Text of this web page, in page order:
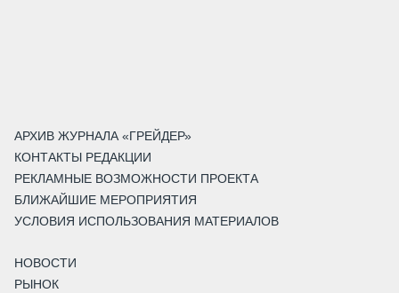
АРХИВ ЖУРНАЛА «ГРЕЙДЕР»
КОНТАКТЫ РЕДАКЦИИ
РЕКЛАМНЫЕ ВОЗМОЖНОСТИ ПРОЕКТА
БЛИЖАЙШИЕ МЕРОПРИЯТИЯ
УСЛОВИЯ ИСПОЛЬЗОВАНИЯ МАТЕРИАЛОВ
НОВОСТИ
РЫНОК